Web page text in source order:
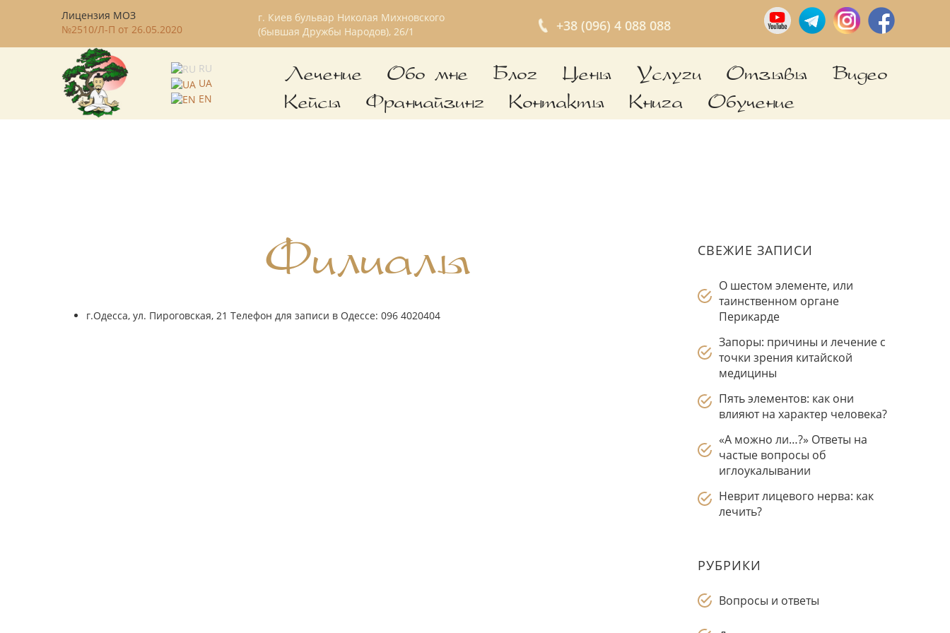
Лицензия МОЗ
№2510/Л-П от 26.05.2020
г. Киев бульвар Николая Михновского
(бывшая Дружбы Народов), 26/1
+38 (096) 4 088 088
RU
UA
EN
Лечение Обо мне Блог Цены Услуги Отзывы Видео
Кейсы Франчайзинг Контакты Книга Обучение
Филиалы
г.Одесса, ул. Пироговская, 21 Телефон для записи в Одессе: 096 4020404
СВЕЖИЕ ЗАПИСИ
О шестом элементе, или
таинственном органе
Перикарде
Запоры: причины и лечение с
точки зрения китайской
медицины
Пять элементов: как они
влияют на характер человека?
«А можно ли…?» Ответы на
частые вопросы об
иглоукалывании
Неврит лицевого нерва: как
лечить?
РУБРИКИ
Вопросы и ответы